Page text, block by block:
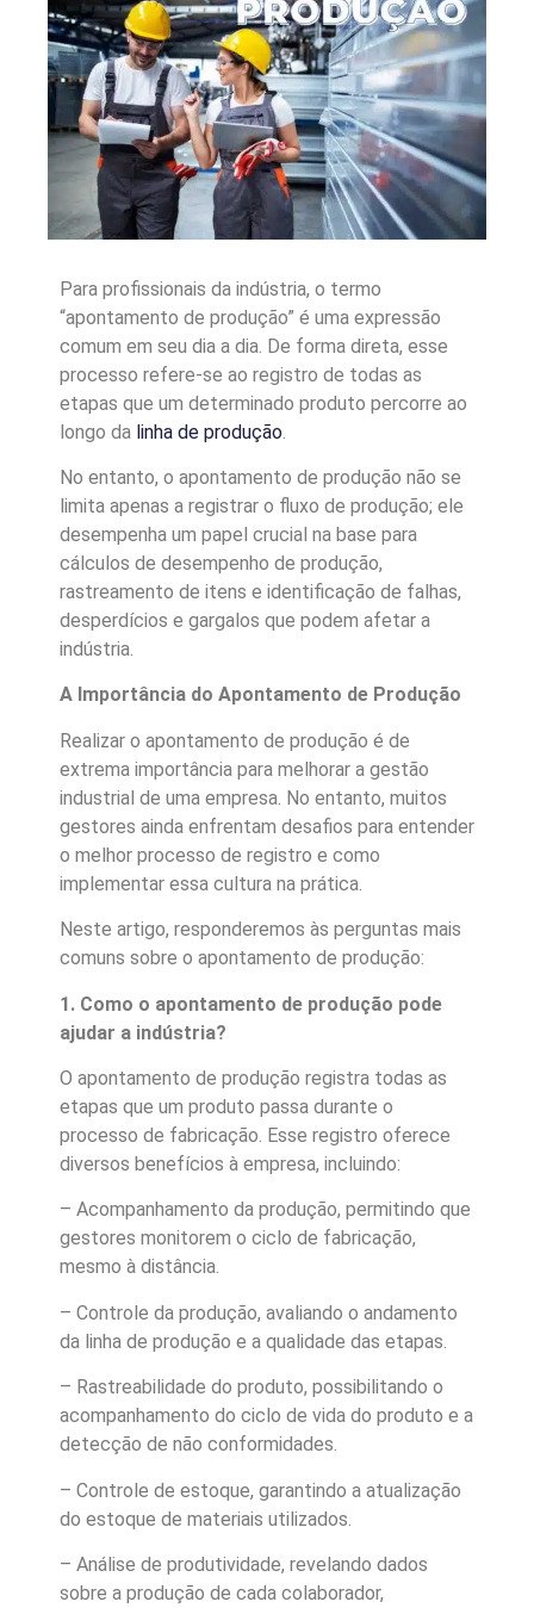
Para profissionais da indústria, o termo
“apontamento de produção” é uma expressão
comum em seu dia a dia. De forma direta, esse
processo refere-se ao registro de todas as
etapas que um determinado produto percorre ao
longo da linha de produção
No entanto, o apontamento de produção não se
limita apenas a registrar o fluxo de produção; ele
desempenha um papel crucial na base para
cálculos de desempenho de produção,
rastreamento de itens e identificação de falhas,
desperdícios e gargalos que podem afetar a
indústria.
A Importância do Apontamento de Produção
Realizar o apontamento de produção é de
extrema importância para melhorar a gestão
industrial de uma empresa. No entanto, muitos
gestores ainda enfrentam desafios para entender
o melhor processo de registro e como
implementar essa cultura na prática.
Neste artigo, responderemos às perguntas mais
comuns sobre o apontamento de produção:
1. Como o apontamento de produção pode
ajudar a indústria?
O apontamento de produção registra todas as
etapas que um produto passa durante o
processo de fabricação. Esse registro oferece
diversos benefícios à empresa, incluindo:
– Acompanhamento da produção, permitindo que
gestores monitorem o ciclo de fabricação,
mesmo à distância.
– Controle da produção, avaliando o andamento
da linha de produção e a qualidade das etapas.
– Rastreabilidade do produto, possibilitando o
acompanhamento do ciclo de vida do produto e a
detecção de não conformidades.
– Controle de estoque, garantindo a atualização
do estoque de materiais utilizados.
– Análise de produtividade, revelando dados
sobre a produção de cada colaborador,